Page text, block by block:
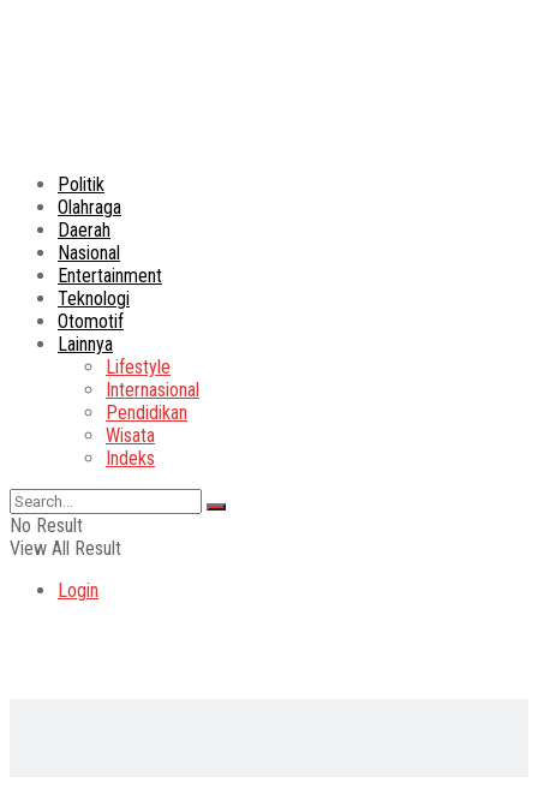
Politik
Olahraga
Daerah
Nasional
Entertainment
Teknologi
Otomotif
Lainnya
Lifestyle
Internasional
Pendidikan
Wisata
Indeks
No Result
View All Result
Login